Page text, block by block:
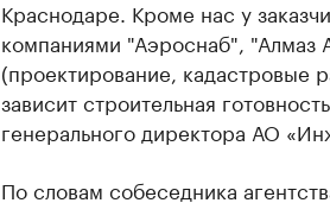
Краснодаре. Кроме нас у
компаниями "Аэроснаб", "Алмаз
(проектирование, кадастровые
зависит строительная
генерального директора АО
По словам собеседника